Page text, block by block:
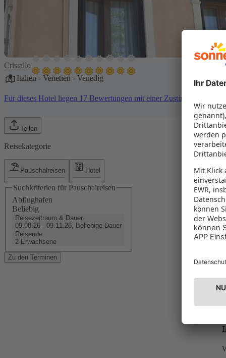
Cristallo
Italien - Venetien - Venedig
Für dieses Hotel liegen 17 Bewertungen mit einer Zustimmung von
Teilen
Reisekategorie
Pauschalreisen Hotel
Suchkriterien für Pauschalreisen
Abflughafen
Beliebig
Reisezeitraum & Dauer
09.08.26 - 09.11.26, Beliebige Dauer
Reisende
2 Erwachsene
Zu den Terminen